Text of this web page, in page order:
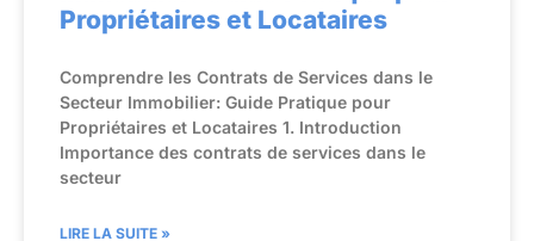
Propriétaires et Locataires
Comprendre les Contrats de Services dans le
Secteur Immobilier: Guide Pratique pour
Propriétaires et Locataires 1. Introduction
Importance des contrats de services dans le
secteur
LIRE LA SUITE »